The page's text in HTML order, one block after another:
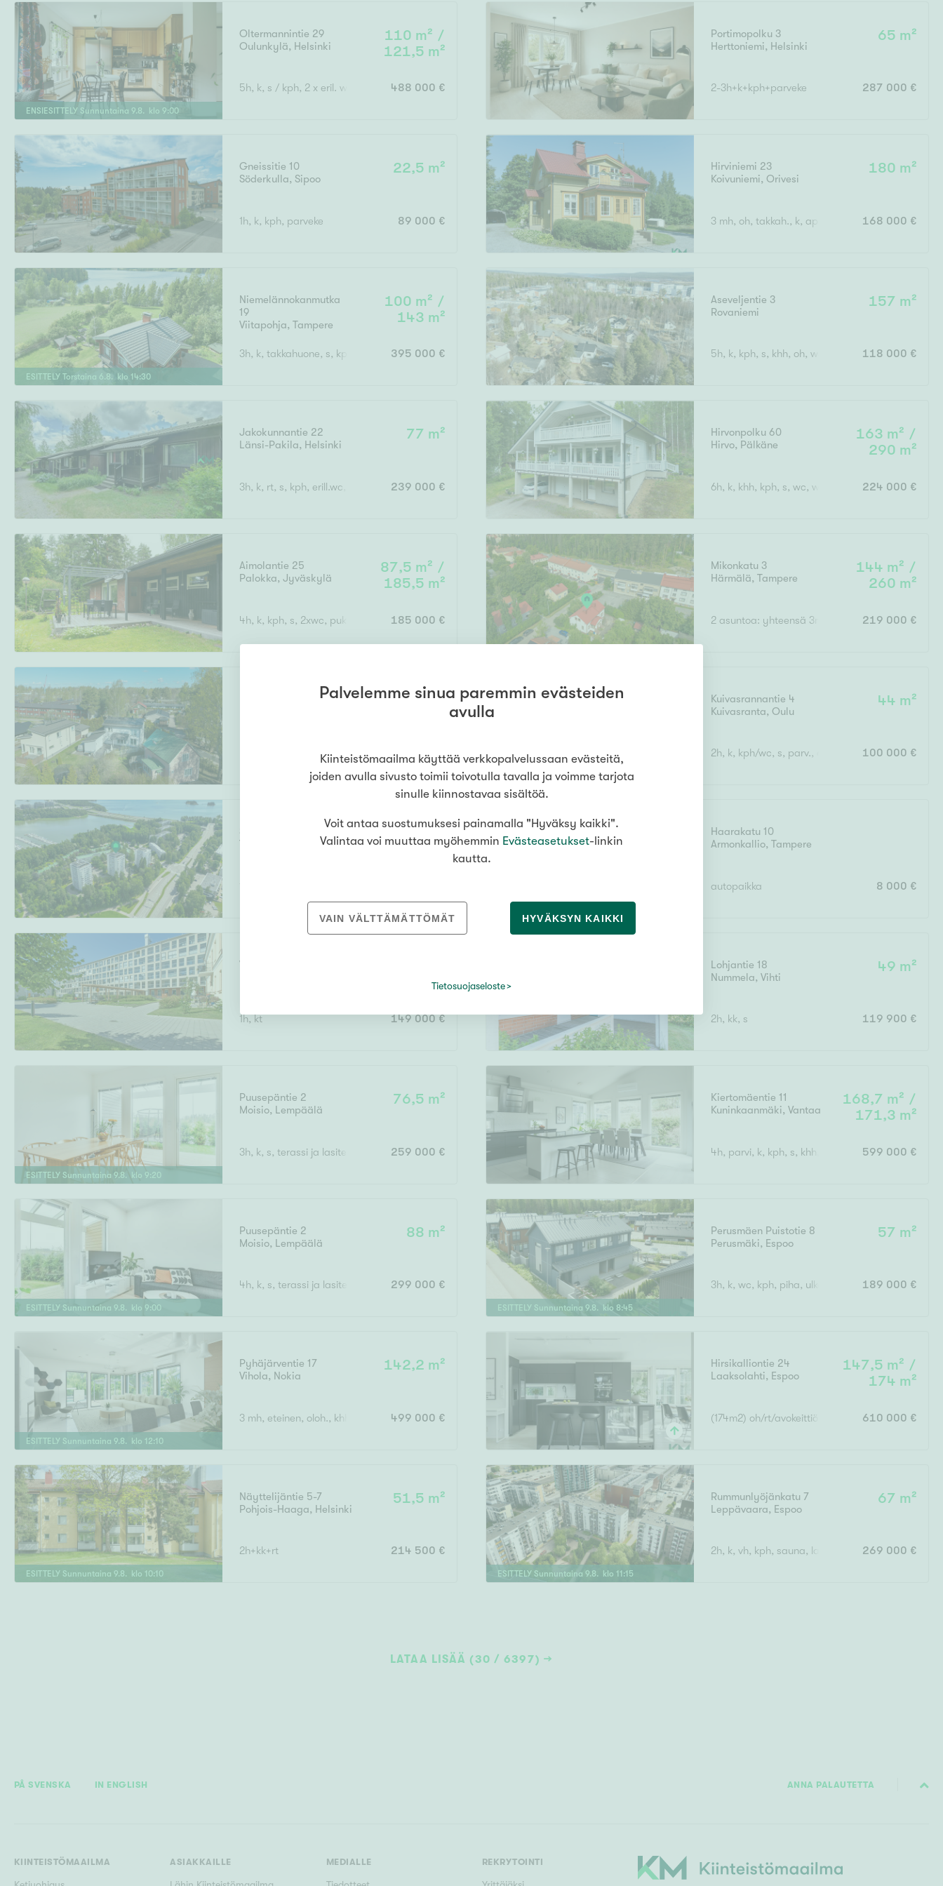
Uudiskohteet
Vain uudiskohteet
Arvokohteet
Kunto
Hyvä
Ominaisuudet
Hissi
Järvi- tai merinäköala
Senioriasunto
ENSIESITTELY Sunnuntaina 9.8. klo 9:00
Oltermannintie 29
Oulunkylä, Helsinki
110 m² /
121,5 m²
5h, k, s / kph, 2 x eril. wc, var, at 488 000 €
Portimopolku 3
Herttoniemi, Helsinki
65 m²
2-3h+k+kph+parveke 287 000 €
Gneissitie 10
Söderkulla, Sipoo
22,5 m²
1h, k, kph, parveke 89 000 €
Hirviniemi 23
Koivuniemi, Orivesi
180 m²
3 mh, oh, takkah., k, apuk., wc, kph, s, eteinen x
168 000 €
ESITTELY Torstaina 6. 8. klo 14:30
Niemelännokanmutka
19
Viitapohja,Tampere
100 m² /
143 m²
3h, k, takkahuone, s, kph, 2 erillis wc, khh, varastohuone, autotalli, varastotilat, kylmäkellari
395 000 €
Aseveljentie 3
Rovaniemi
157 m²
5h, k, kph, s, khh, oh, wc x 3 118 000 €
Jakokunnantie 22
Länsi-Pakila, Helsinki
77 m²
3h, k, rt, s, kph, erill.wc, vh 239 000 €
Hirvonpolku 60
Hirvo, Pälkäne
163 m² /
290 m²
6h, k, khh, kph, s, wc, wc+suihku, vh x 2,
224 000 €
Aimolantie 25
Palokka,Jyväskylä
87,5 m² /
185,5 m²
4h, k, kph, s, 2xwc, pukuh., at, var.185 000 €
Mikonkatu 3
Härmälä,Tampere
144 m² /
260 m²
2 asuntoa: yhteensä 3mh, 2oh, 2k, 3wc, ph, s,
219 000 €
132 m² /
5h,avokeittiö, kh,s,khh, 2x wc,vh, terassi, ransk. parveke, lämmin varasto x 2
598 000 €
Kuivasrannantie 4
Kuivasranta, Oulu
44 m²
2h, k, kph/wc, s, parv., ap 100 000 €
Tapiola
29 m²
Haarakatu 10
Armonkallio,Tampere
autopaikka 8 000 €
Valkeisenkatu 2
1h, kt 149 000 €
Lohjantie 18
Nummela,Vihti
49 m²
2h, kk, s 119 900 €
ESITTELY Sunnuntaina 9.8. klo 9:20
Puusepäntie 2
Moisio, Lempäälä
76,5 m²
3h, k, s, terassi ja lasitettu parveke259 000 €
Kiertomäentie 11
Kuninkaanmäki,Vantaa
168,7 m² /
171,3 m²
4h, parvi, k, kph, s, khh, erillinen wc x 2599 000 €
ESITTELY Sunnuntaina 9. 8 . klo 9:00
Puusepäntie 2
Moisio, Lempäälä
88 m²
4h, k, s, terassi ja lasitettu parveke299 000 €
ESITTELY Sunnuntaina 9.8. klo 8:45
Perusmäen Puistotie 8
Perusmäki, Espoo
57 m²
3h, k, wc, kph, piha, ulkovarasto, 189 000 €
ESITTELY Sunnuntaina 9.8. klo 12:10
Pyhäjärventie 17
Vihola, Nokia
142,2 m²
3 mh, eteinen, oloh., khh, 2 x wc, kph, s, keittiö, vh, autotalli, terassi
499 000 €
Hirsikalliontie 24
Laaksolahti, Espoo
147,5 m² /
174 m²
(174m2) oh/rt/avokeittiö, 3mh, takkah,610 000 €
ESITTELY Sunnuntaina 9.8 . klo 10:10
Näyttelijäntie 5-7
Pohjois-Haaga, Helsinki
51,5 m²
2h+kk+rt 214 500 €
ESITTELY Sunnuntaina 9.8. klo 11 :15
Rummunlyöjänkatu 7
Leppävaara, Espoo
67 m²
2h, k, vh, kph, sauna, lasitettu parveke269 000 €
LATAA LISÄÄ (30 / 6397)
PÅ SVENSKA IN ENGLISH ANNA PALAUTETTA
KIINTEISTÖMAAILMA ASIAKKAILLE MEDIALLE REKRYTOINTI
Palvelemme sinua paremmin evästeiden
avulla
Kiinteistömaailma käyttää verkkopalvelussaan evästeitä,
joiden avulla sivusto toimii toivotulla tavalla ja voimme tarjota
sinulle kiinnostavaa sisältöä.
Voit antaa suostumuksesi painamalla "Hyväksy kaikki".
Valintaa voi muuttaa myöhemmin Evästeasetukset-linkin
kautta.
VAIN VÄLTTÄMÄTTÖMÄT HYVÄKSYN KAIKKI
Tietosuojaseloste